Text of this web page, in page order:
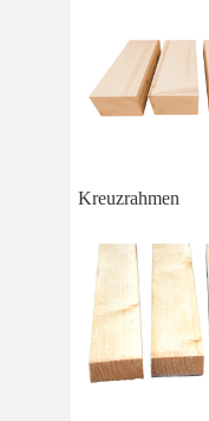
Kreuzrahmen